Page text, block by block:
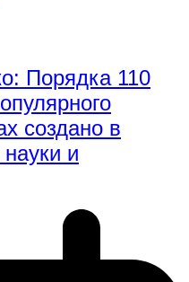
Порядка 110
создано в
и